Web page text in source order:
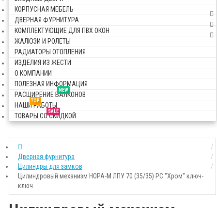
КОРПУСНАЯ МЕБЕЛЬ
ДВЕРНАЯ ФУРНИТУРА
КОМПЛЕКТУЮЩИЕ ДЛЯ ПВХ ОКОН
ЖАЛЮЗИ И РОЛЕТЫ
РАДИАТОРЫ ОТОПЛЕНИЯ
ИЗДЕЛИЯ ИЗ ЖЕСТИ
О КОМПАНИИ
ПОЛЕЗНАЯ ИНФОРМАЦИЯ
NEW
РАСШИРЕНИЕ БАЛКОНОВ
TOP
НАШИ РАБОТЫ
SALE
ТОВАРЫ СО СКИДКОЙ
Дверная фурнитура
Цилиндры для замков
Цилиндровый механизм НОРА-М ЛПУ 70 (35/35) PC "Хром" ключ-
ключ